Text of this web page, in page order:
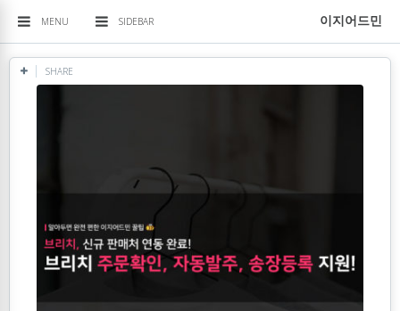
MENU SIDEBAR 이지어드민
SHARE